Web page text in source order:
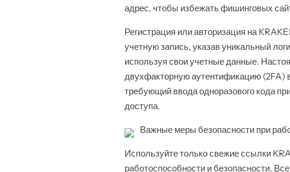
адрес, чтобы избежать фишинговых
Регистрация или авторизация на
учетную запись, указав уникальный
используя свои учетные данные.
двухфакторную аутентификацию (2FA)
требующий ввода одноразового кода
доступа.
Важные меры безопасности при
Используйте только свежие ссылки
работоспособности и безопасности.